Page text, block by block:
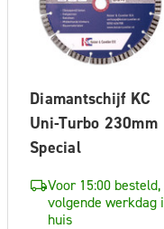
Diamantschijf KC
Uni-Turbo 230mm
Special
Voor 15:00 besteld,
volgende werkdag
huis